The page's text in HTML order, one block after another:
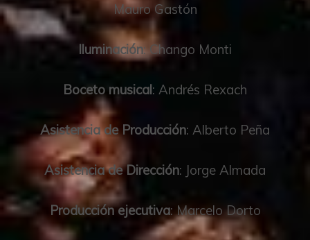
Mauro Gastón
Iluminación: Chango Monti
Boceto musical : Andrés Rexach
Asistencia de Producción: Alberto Peña
Asistencia de Dirección: Jorge Almada
Producción ejecutiva: Marcelo Dorto